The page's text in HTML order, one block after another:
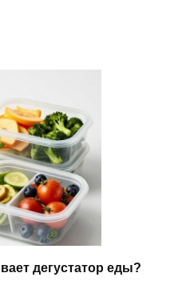
дегустатор еды?